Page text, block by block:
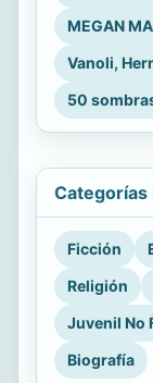
MEGAN
Vanoli,
50
Categorías
Ficción
Religión
Juvenil No
Biografía